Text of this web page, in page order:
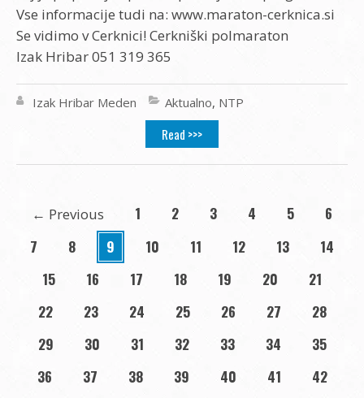
Vse informacije tudi na: www.maraton-cerknica.si
Se vidimo v Cerknici! Cerkniški polmaraton
Izak Hribar051 319 365
Izak Hribar Meden Aktualno, NTP
Read >>>
← Previous 1 2 3 4 5
6
7
8 9 10 11 12 13
14
15
16 17 18 19 20
21
22
23 24 25 26 27
28
29
30 31 32 33 34
35
36
37 38 39 40 41
42